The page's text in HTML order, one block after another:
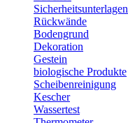
Sicherheitsunterlagen
Rückwände
Bodengrund
Dekoration
Gestein
biologische Produkte
Scheibenreinigung
Kescher
Wassertest